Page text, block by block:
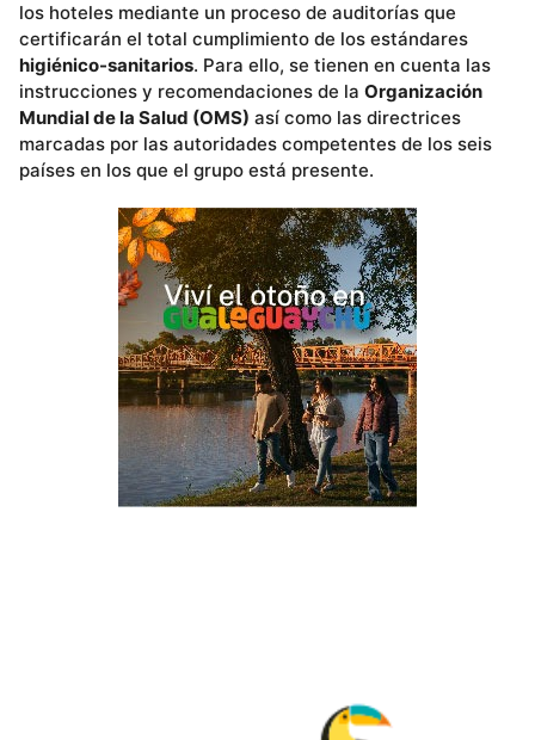
los hoteles mediante un proceso de auditorías que
certificarán el total cumplimiento de los estándares
higiénico-sanitarios. Para ello, se tienen en cuenta las
instrucciones y recomendaciones de la Organización
Mundial de la Salud (OMS) así como las directrices
marcadas por las autoridades competentes de los seis
países en los que el grupo está presente.